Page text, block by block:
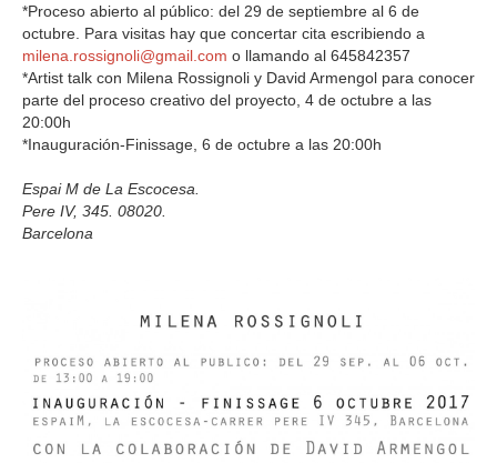
*Proceso abierto al público: del 29 de septiembre al 6 de
octubre. Para visitas hay que concertar cita escribiendo a
milena.rossignoli@gmail.com o llamando al 645842357
*Artist talk con Milena Rossignoli y David Armengol para conocer
parte del proceso creativo del proyecto, 4 de octubre a las
20:00h
*Inauguración-Finissage, 6 de octubre a las 20:00h
Espai M de La Escocesa.
Pere IV, 345. 08020.
Barcelona